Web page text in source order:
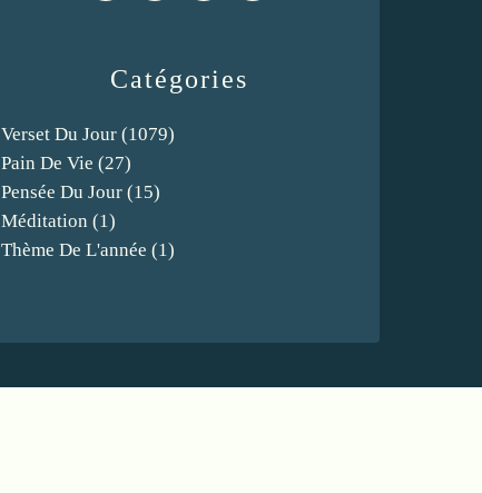
Catégories
Verset Du Jour (1079)
Pain De Vie (27)
Pensée Du Jour (15)
Méditation (1)
Thème De L'année (1)